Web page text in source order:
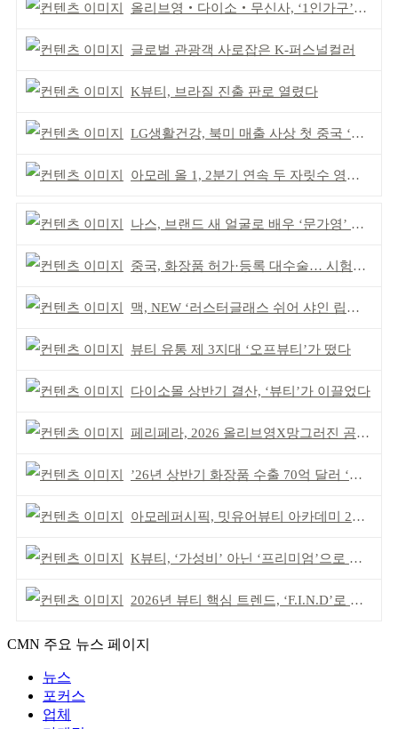
올리브영‧다이소‧무신사, ‘1인가구’가 이끈다
글로벌 관광객 사로잡은 K-퍼스널컬러
K뷰티, 브라질 진출 판로 열렸다
LG생활건강, 북미 매출 사상 첫 중국 ‘추월’
아모레 올 1, 2분기 연속 두 자릿수 영업이익률 기록
나스, 브랜드 새 얼굴로 배우 ‘문가영’ 발탁
중국, 화장품 허가·등록 대수술… 시험자료 공용 허용
맥, NEW ‘러스터글래스 쉬어 샤인 립스틱’ 출시
뷰티 유통 제 3지대 ‘오프뷰티’가 떴다
다이소몰 상반기 결산, ‘뷰티’가 이끌었다
페리페라, 2026 올리브영X망그러진 곰 콜라보
’26년 상반기 화장품 수출 70억 달러 ‘역대 최고’
아모레퍼시픽, 밋유어뷰티 아카데미 2기 발대식
K뷰티, ‘가성비’ 아닌 ‘프리미엄’으로 승부걸어야
2026년 뷰티 핵심 트렌드, ‘F.I.N.D’로 읽는다
CMN 주요 뉴스 페이지
뉴스
포커스
업체